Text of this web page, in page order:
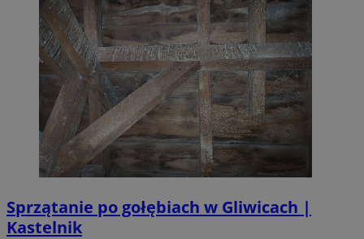
Sprzątanie po gołębiach w Gliwicach |
Kastelnik